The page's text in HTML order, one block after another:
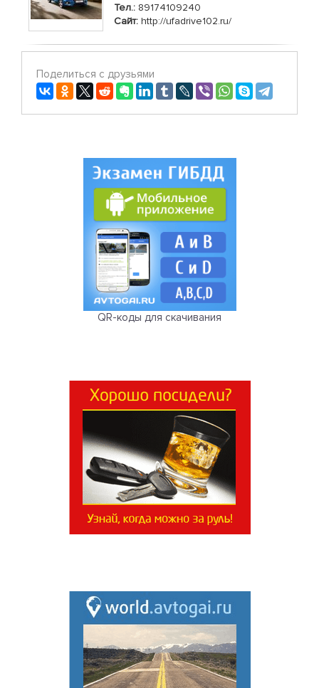
Тел.: 89174109240
Сайт: http://ufadrive102.ru/
Поделиться с друзьями
QR-коды для скачивания